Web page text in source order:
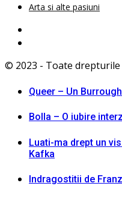
Arta si alte pasiuni
© 2023 - Toate
Queer – Un
Bolla – O iubire
Luati-ma drept un
Kafka
Indragostitii de